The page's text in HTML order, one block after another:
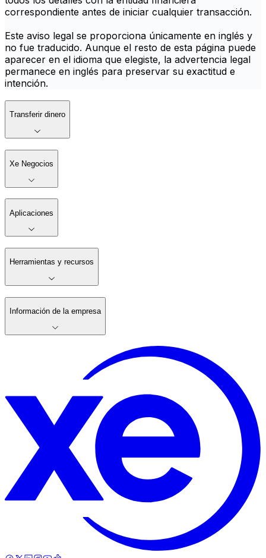
correspondiente antes de iniciar cualquier transacción.
Este aviso legal se proporciona únicamente en inglés y
no fue traducido. Aunque el resto de esta página puede
aparecer en el idioma que elegiste, la advertencia legal
permanece en inglés para preservar su exactitud e
intención.
Transferir dinero
Xe Negocios
Aplicaciones
Herramientas y recursos
Información de la empresa